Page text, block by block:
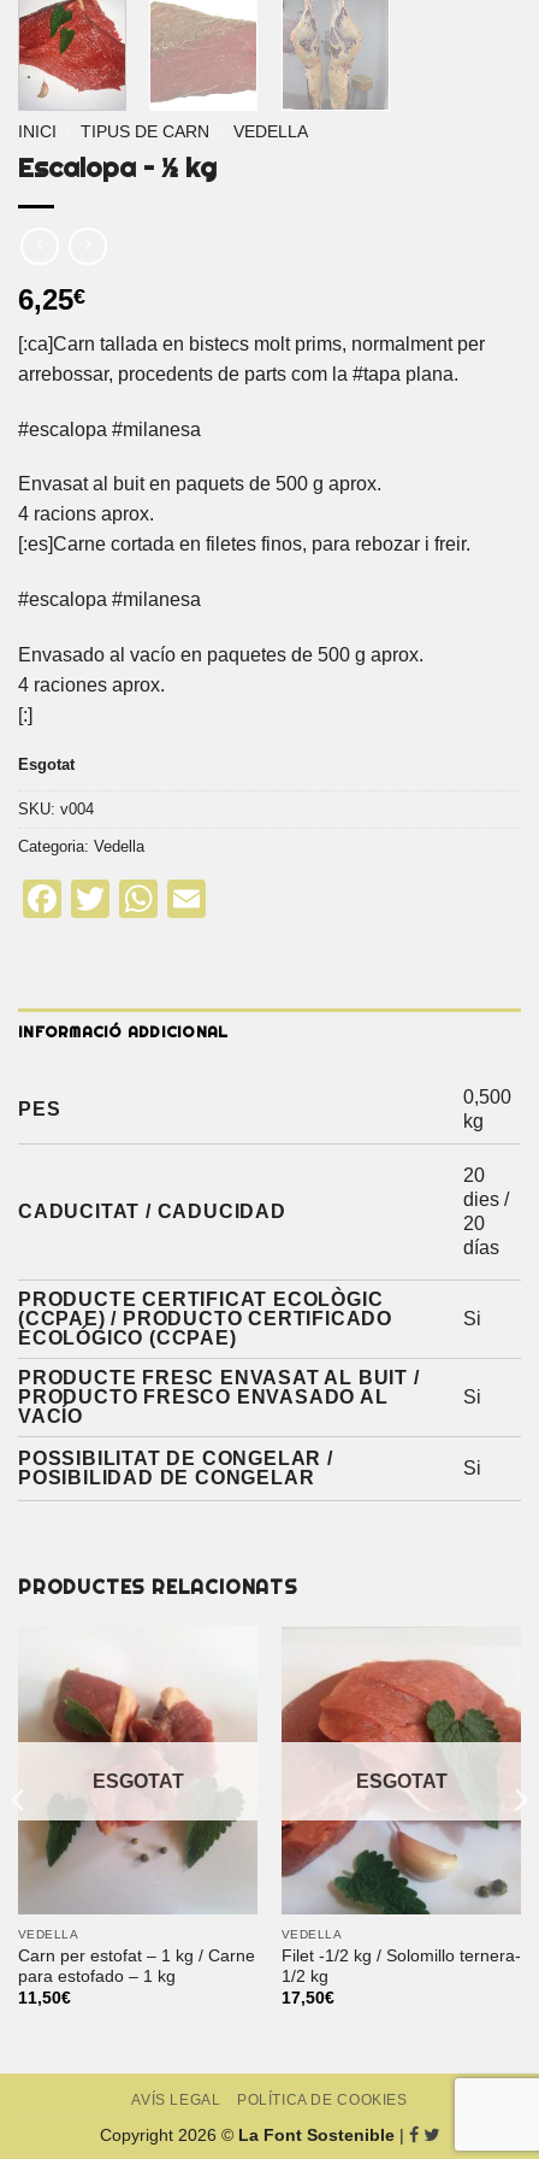
INICI TIPUS DE CARN VEDELLA
Escalopa – ½ kg
6,25€
[:ca]Carn tallada en bistecs molt prims, normalment per
arrebossar, procedents de parts com la #tapa plana.
#escalopa #milanesa
Envasat al buit en paquets de 500 g aprox.
4 racions aprox.
[:es]Carne cortada en filetes finos, para rebozar i freir.
#escalopa #milanesa
Envasado al vacío en paquetes de 500 g aprox.
4 raciones aprox.
[:]
Esgotat
SKU: v004
Categoria: Vedella
Facebook
TwitterWhatsApp
INFORMACIÓ ADDICIONAL
PES
0,500
kg
CADUCITAT / CADUCIDAD
20
dies /
20
días
PRODUCTE CERTIFICAT ECOLÒGIC
(CCPAE) / PRODUCTO CERTIFICADO
ECOLÓGICO (CCPAE)
Si
PRODUCTE FRESC ENVASAT AL BUIT /
PRODUCTO FRESCO ENVASADO AL
VACÍO
Si
POSSIBILITAT DE CONGELAR /
POSIBILIDAD DE CONGELAR
Si
PRODUCTES RELACIONATS
ESGOTAT
VEDELLA
Carn per estofat – 1 kg / Carne
para estofado – 1 kg
11,50€
ESGOTAT
VEDELLA
Filet -1/2 kg / Solomillo ternera-
1/2 kg
17,50€
AVÍS LEGAL POLÍTICA DE COOKIES
Copyright 2026 © La Font Sostenible |